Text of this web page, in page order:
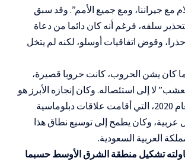
مع جيراننا، ومع جميع الأمم”. وقد سبق
سلفه، فرغم أنه كان دائما من دعاة
حذرا، وقوض اتفاقيات أوسلو، لكنه لم يتخل
كان يشن الحروب، كانت حروبا قصيرة،
لا إلى استئصاله. وكان إنجازه الأبرز هو
اتفاقيات إبراهيم لعام 2020، التي أقامت علاقات دبلوماسية
وكان يطمح إلى توسيع نطاق هذا
العربية السعودية.
تشكيل منطقة الشرق الأوسط حسبما